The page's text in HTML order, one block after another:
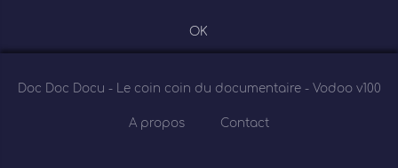
OK
Doc Doc Docu - Le coin coin du documentaire - Vodoo v100
A propos Contact